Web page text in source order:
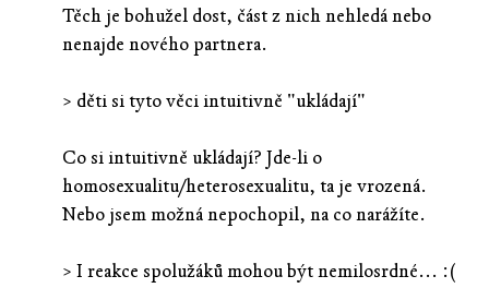
Těch je bohužel dost, část z nich nehledá nebo
nenajde nového partnera.
> děti si tyto věci intuitivně "ukládají"
Co si intuitivně ukládají? Jde-li o
homosexualitu/heterosexualitu, ta je vrozená.
Nebo jsem možná nepochopil, na co narážíte.
> I reakce spolužáků mohou být nemilosrdné... :(